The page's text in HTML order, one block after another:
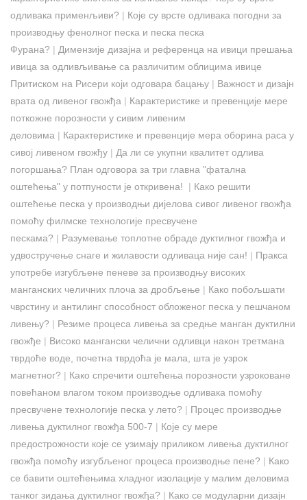
одливака применљиви? | Које су врсте одливака погодни за
производњу фенолног песка и песка песка
Фурана? | Димензије дизајна и референца на ивици прешања
ивица за одливљивање са различитим облицима ивице
Притиском на Рисери који одговара бацању | Важност и дизајн
врата од ливеног гвожђа | Карактеристике и превенције мере
поткожне порозности у сивим ливеним
деловима | Карактеристике и превенције мера оборина раса у
сивој ливеном гвожђу | Да ли се укупни квалитет одлива
погоршања? План одговора за три главна "фатална
оштећења" у потпуности је откривена! ​
| Како решити
оштећење песка у производњи дијелова сивог ливеног гвожђа
помоћу филмске технологије пресвучене
пескама? | Разумевање топлотне обраде дуктилног гвожђа и
удвостручење снаге и жилавости одливаца није сан! | Пракса
употребе изгубљене пеневе за производњу високих
манганских челичних плоча за дробљење | Како побољшати
чврстину и антилинг способност обложеног песка у пешчаном
ливењу? | Резиме процеса ливења за средње манган дуктилни
гвожђе | Високо мангански челични одливци након третмана
тврдоће воде, почетна тврдоћа је мала, шта је узрок
магнетног? | Како спречити оштећења порозности узроковане
повећаном влагом током производње одливака помоћу
пресвучене технологије песка у лето? | Процес производње
ливења дуктилног гвожђа 500-7 | Које су мере
предострожности које се узимају приликом ливења дуктилног
гвожђа помоћу изгубљеног процеса производње пене? | Како
се бавити оштећењима хладног изолације у малим деловима
танког зидања дуктилног гвожђа? | Како се модуларни дизајн